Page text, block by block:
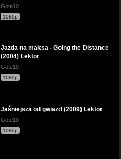
Gote10
1080p
Jazda na maksa - Going the Distance
(2004) Lektor
Gote10
1080p
Jaśniejsza od gwiazd (2009) Lektor
Gote10
1080p